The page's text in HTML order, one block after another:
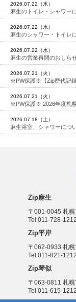
2026.07.22（水）
麻生のトイレ・シャワー
2026.07.22（水）
麻生のシャワー・トイレ
2026.07.22（水）
麻生の営業再開のおしら
2026.07.21（火）
※PW保護※【Zip歴代記
2026.07.21（火）
※PW保護※ 2026年度札
2026.07.18（土）
麻生浴室、シャワーにつ
Zip麻生
〒001-0045 札幌
Tel 011-728-1212
Zip平岸
〒062-0933 札幌
Tel 011-821-1212
Zip琴似
〒063-0811 札幌
Tel 011-615-1212